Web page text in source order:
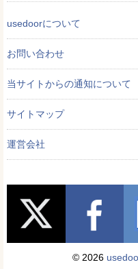
usedoorについて
お問い合わせ
当サイトからの通知について
サイトマップ
運営会社
© 2026